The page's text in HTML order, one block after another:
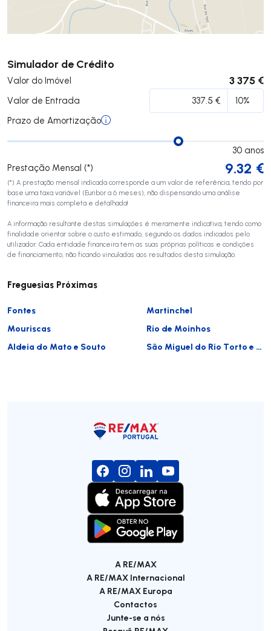
Simulador de Crédito
Valor do Imóvel 3 375 €
Valor de Entrada
Prazo de Amortização
30 anos
Prestação Mensal (*)
9.32 €
(*) A prestação mensal indicada corresponde a um valor de referência, tendo por
base uma taxa variável (Euribor a 6 meses), não dispensando uma análise
financeira mais completa e detalhada!
A informação resultante destas simulações é meramente indicativa, tendo como
finalidade orientar sobre o custo estimado, segundo os dados indicados pelo
utilizador. Cada entidade financeira tem as suas próprias políticas e condições
de financiamento, não ficando vinculadas aos resultados desta simulação.
Submeter
Freguesias Próximas
Fontes
Martinchel
Mouriscas
Rio de Moinhos
Aldeia do Mato e Souto
São Miguel do Rio Torto e Rossio ao Sul do Tejo
A RE/MAX
A RE/MAX Internacional
A RE/MAX Europa
Contactos
Junte-se a nós